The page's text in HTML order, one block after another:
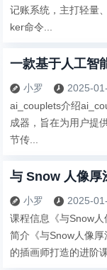
记账系统，主打轻量
ker命令...
一款基于人工智
 小罗  2025-
ai_couplets介绍
成器，旨在为用户提
节传...
与 Snow 人像厚
 小罗  2025-
课程信息《与Snow
简介《与Snow人像
的插画师打造的进阶课